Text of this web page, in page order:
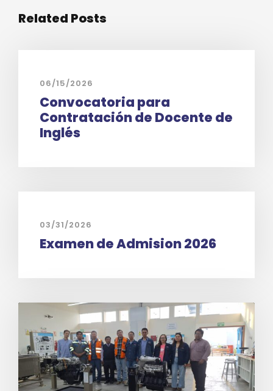
Related Posts
06/15/2026
Convocatoria para
Contratación de Docente de
Inglés
03/31/2026
Examen de Admision 2026